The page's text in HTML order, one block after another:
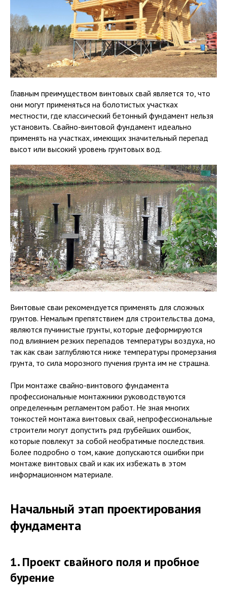
Главным преимуществом винтовых свай является то, что
они могут применяться на болотистых участках
местности, где классический бетонный фундамент нельзя
установить. Свайно-винтовой фундамент идеально
применять на участках, имеющих значительный перепад
высот или высокий уровень грунтовых вод.
Винтовые сваи рекомендуется применять для сложных
грунтов. Немалым препятствием для строительства дома,
являются пучинистые грунты, которые деформируются
под влиянием резких перепадов температуры воздуха, но
так как сваи заглубляются ниже температуры промерзания
грунта, то сила морозного пучения грунта им не страшна.
При монтаже свайно-винтового фундамента
профессиональные монтажники руководствуются
определенным регламентом работ. Не зная многих
тонкостей монтажа винтовых свай, непрофессиональные
строители могут допустить ряд грубейших ошибок,
которые повлекут за собой необратимые последствия.
Более подробно о том, какие допускаются ошибки при
монтаже винтовых свай и как их избежать в этом
информационном материале.
Начальный этап проектирования
фундамента
1. Проект свайного поля и пробное
бурение